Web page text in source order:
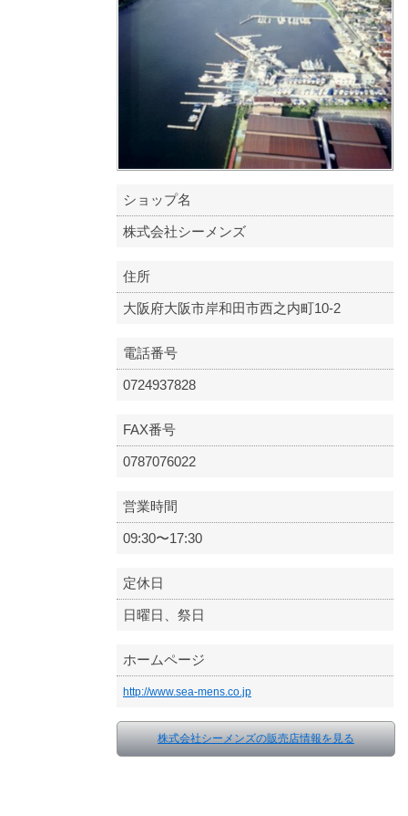
ショップ名
株式会社シーメンズ
住所
大阪府大阪市岸和田市西之内町10-2
電話番号
0724937828
FAX番号
0787076022
営業時間
09:30〜17:30
定休日
日曜日、祭日
ホームページ
http://www.sea-mens.co.jp
株式会社シーメンズの販売店情報を見る